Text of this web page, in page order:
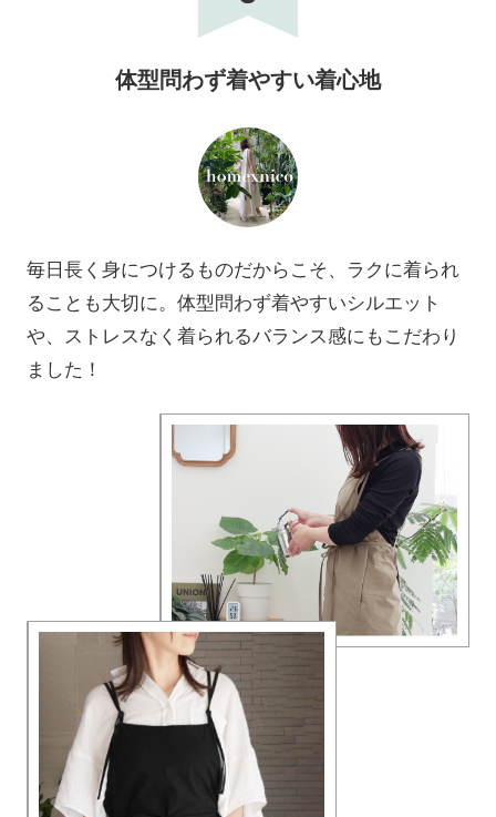
体型問わず着やすい着心地
毎日長く身につけるものだからこそ、ラクに着られ
ることも大切に。体型問わず着やすいシルエット
や、ストレスなく着られるバランス感にもこだわり
ました！